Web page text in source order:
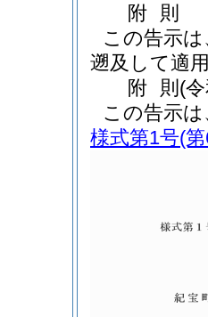
附 則
この告示
遡及して適
附 則 (
この告示
様式第1号(